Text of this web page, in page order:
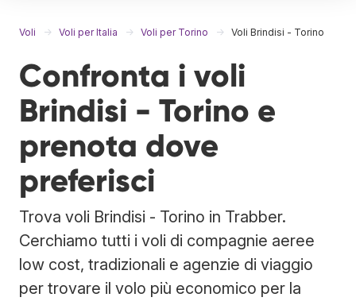
Voli Voli per Italia Voli per Torino Voli Brindisi - Torino
Confronta i voli
Brindisi - Torino e
prenota dove
preferisci
Trova voli Brindisi - Torino in Trabber.
Cerchiamo tutti i voli di compagnie aeree
low cost, tradizionali e agenzie di viaggio
per trovare il volo più economico per la